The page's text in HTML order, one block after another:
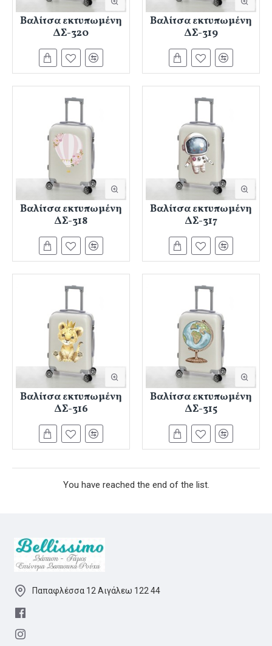
Βαλίτσα εκτυπωμένη
ΔΣ-320
Βαλίτσα εκτυπωμένη
ΔΣ-319
Βαλίτσα εκτυπωμένη
ΔΣ-318
Βαλίτσα εκτυπωμένη
ΔΣ-317
Βαλίτσα εκτυπωμένη
ΔΣ-316
Βαλίτσα εκτυπωμένη
ΔΣ-315
You have reached the end of the list.
Παπαφλέσσα 12 Αιγάλεω 122 44